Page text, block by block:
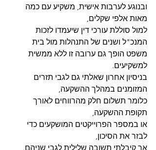
ובנוגע לערבות אישית, משקיע עם כמה
מאות אלפי שקלים,
למול סוללת עורכי דין שיעמדו לזכות
המנכ"ל ושנים של התנהלות מול בית
משפט הופך גם ערובה זו ללא ממשית
למשקיעים.
בניסיון אחרון שאלתי גם לגבי תזרים
המזומנים במהלך ההשקעה,
כלומר תשלום חלק מהרווחים לאורך
תקופת ההשקעה,
או במספר הפרוייקטים המושקעים כדי
לבזר את הסיכון,
אך קיבלתי תשובה שלילית לגבי שניהם.